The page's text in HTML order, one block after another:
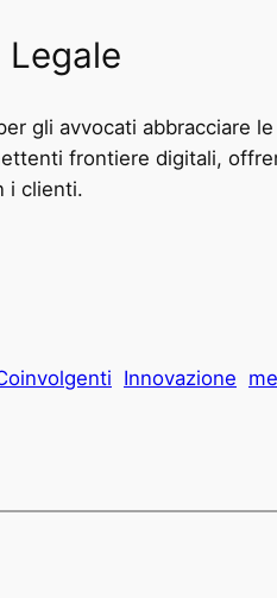
gli avvocati abbracciare
frontiere digitali,
i clienti.
Innovazione